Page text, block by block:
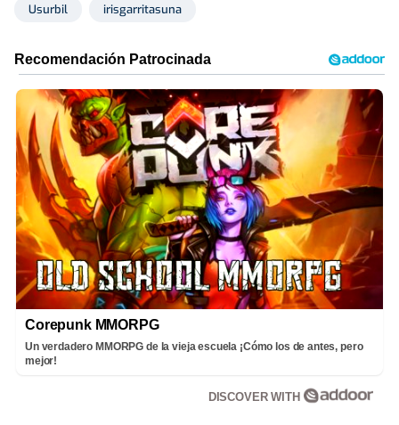
Usurbil irisgarritasuna
Corepunk MMORPG
Un verdadero MMORPG de la vieja escuela ¡Cómo los de antes, pero
mejor!
DISCOVER WITH